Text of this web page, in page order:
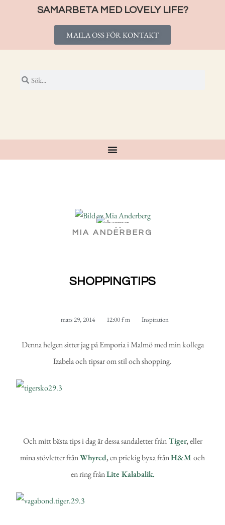
SAMARBETA MED LOVELY LIFE?
MAILA OSS FÖR KONTAKT
MIA ANDERBERG
SHOPPINGTIPS
mars 29, 2014 12:00 f m Inspiration
Denna helgen sitter jag på Emporia i Malmö med min kollega
Izabela och tipsar om stil och shopping.
Och mitt bästa tips i dag är dessa sandaletter från Tiger,eller
mina stövletter frånWhyred,en prickig byxa frånH&M och
en ring frånLite Kalabalik.